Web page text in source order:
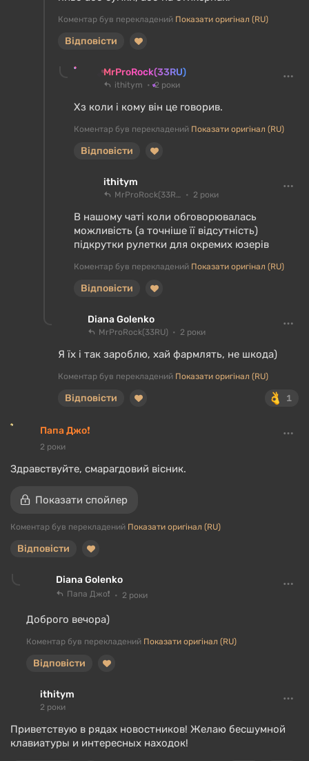
Коментар був перекладений Показати оригінал (RU)
Відповісти
MrProRock(33RU)
ithitym 2 роки
Хз коли і кому він це говорив.
Коментар був перекладений Показати оригінал (RU)
Відповісти
ithitym
MrProRock(33RU) 2 роки
В нашому чаті коли обговорювалась
можливість (а точніше її відсутність)
підкрутки рулетки для окремих юзерів
Коментар був перекладений Показати оригінал (RU)
Відповісти
Diana Golenko
MrProRock(33RU) 2 роки
Я їх і так зароблю, хай фармлять, не шкода)
Коментар був перекладений Показати оригінал (RU)
1
Відповісти
Папа Джо❗
2 роки
Здравствуйте, смарагдовий вісник.
Показати спойлер
Коментар був перекладений Показати оригінал (RU)
Відповісти
Diana Golenko
Папа Джо❗ 2 роки
Доброго вечора)
Коментар був перекладений Показати оригінал (RU)
Відповісти
ithitym
2 роки
Приветствую в рядах новостников! Желаю бесшумной
клавиатуры и интересных находок!